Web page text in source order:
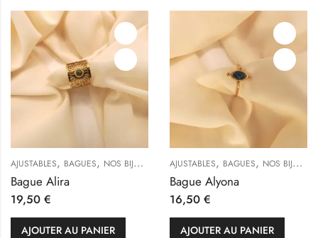
,NOS BIJOUX AJUSTABLES ,BAGUES ,NOS BIJOUX
AJOUTER AU PANIER
AJUSTABLES ,
Bague Aveline
CHOIX DES